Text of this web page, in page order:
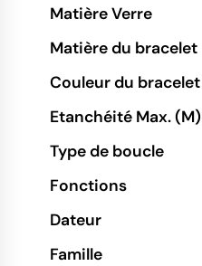
Matière Verre
Matière du bracelet
Couleur du bracelet
Etanchéité Max. (M)
Type de boucle
Fonctions
Dateur
Famille